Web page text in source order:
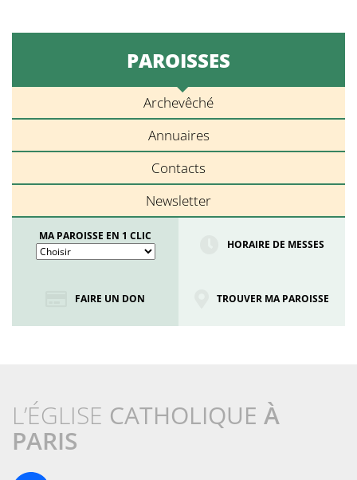
PAROISSES
Archevêché
Annuaires
Contacts
Newsletter
MA PAROISSE EN 1 CLIC
HORAIRE DE MESSES
FAIRE UN DON TROUVER MA PAROISSE
L’ÉGLISE CATHOLIQUE À
PARIS